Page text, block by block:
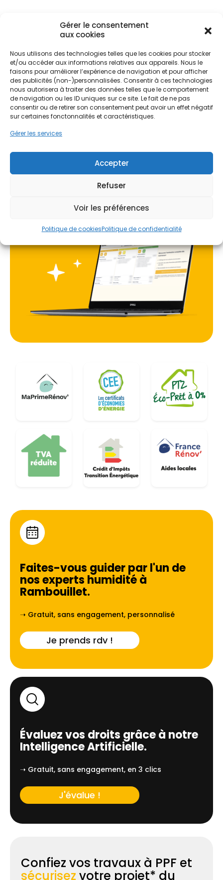
Gérer le consentement
aux cookies
Nous utilisons des technologies telles que les cookies pour stocker
et/ou accéder aux informations relatives aux appareils. Nous le
faisons pour améliorer l’expérience de navigation et pour afficher
des publicités (non-)personnalisées. Consentir à ces technologies
nous autorisera à traiter des données telles que le comportement
de navigation ou les ID uniques sur ce site. Le fait de ne pas
consentir ou de retirer son consentement peut avoir un effet négatif
sur certaines fonctonnalités et caractéristiques.
Gérer les services
Accepter
Refuser
Voir les préférences
Politique de cookiesPolitique de confidentialité
Le contexte géographique de Rambouillet, avec sa
forêt domaniale de 20 000 hectares et ses sols
rénovation habitat. Les villas en lisière de forêt ou
les propriétés à Clairefontaine nécessitent des
solutions durables pour la production d'eau
chaude sanitaire. Opter pour un système
thermodynamique permet de s'adapter à ces
contraintes tout en valorisant le bien immobilier.
PPF accompagne les propriétaires dans cette
démarche technique, en tenant compte des
Bel-Air jusqu'aux zones plus rurales.
Ne passez pas à côté de vos
aides !
Faites vite, les budgets
MaPrimeRénov' sont annuels et
limités. Les dossiers sont traités
par ordre d'arrivée.
Contactez-nous maintenant
pour maximiser vos aides !
Je prends rdv !
Faites-vous guider par l'un de
nos experts humidité à
Rambouillet.
➝ Gratuit, sans engagement, personnalisé
Je prends rdv !
Évaluez vos droits grâce à notre
Intelligence Artificielle.
➝ Gratuit, sans engagement, en 3 clics
J'évalue !
Confiez vos travaux à PPF et
sécurisez votre projet* du